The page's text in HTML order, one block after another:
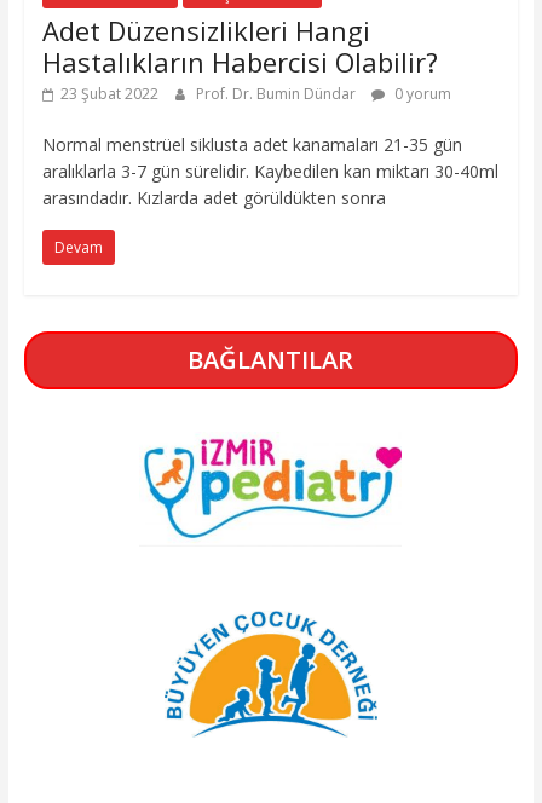
Adet Düzensizlikleri Hangi
Hastalıkların Habercisi Olabilir?
23 Şubat 2022 Prof. Dr. Bumin Dündar 0 yorum
Normal menstrüel siklusta adet kanamaları 21-35 gün
aralıklarla 3-7 gün sürelidir. Kaybedilen kan miktarı 30-40ml
arasındadır. Kızlarda adet görüldükten sonra
Devam
BAĞLANTILAR